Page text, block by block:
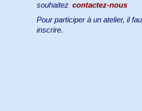
souhaitez contactez-nous
Pour participer à un atelier, il
inscrire.